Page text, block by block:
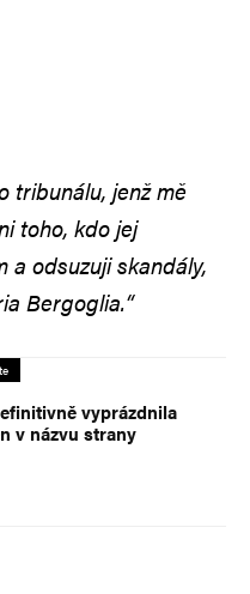
tribunálu, jenž mě
toho, kdo jej
a odsuzuji skandály,
Bergoglia.“
vyprázdnila
v názvu strany